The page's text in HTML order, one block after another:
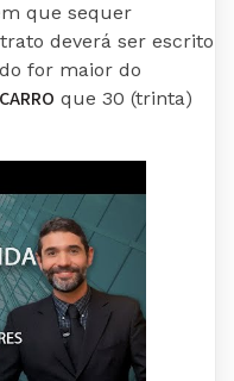
que sequer
deverá ser escrito
for maior do
que 30 (trinta)